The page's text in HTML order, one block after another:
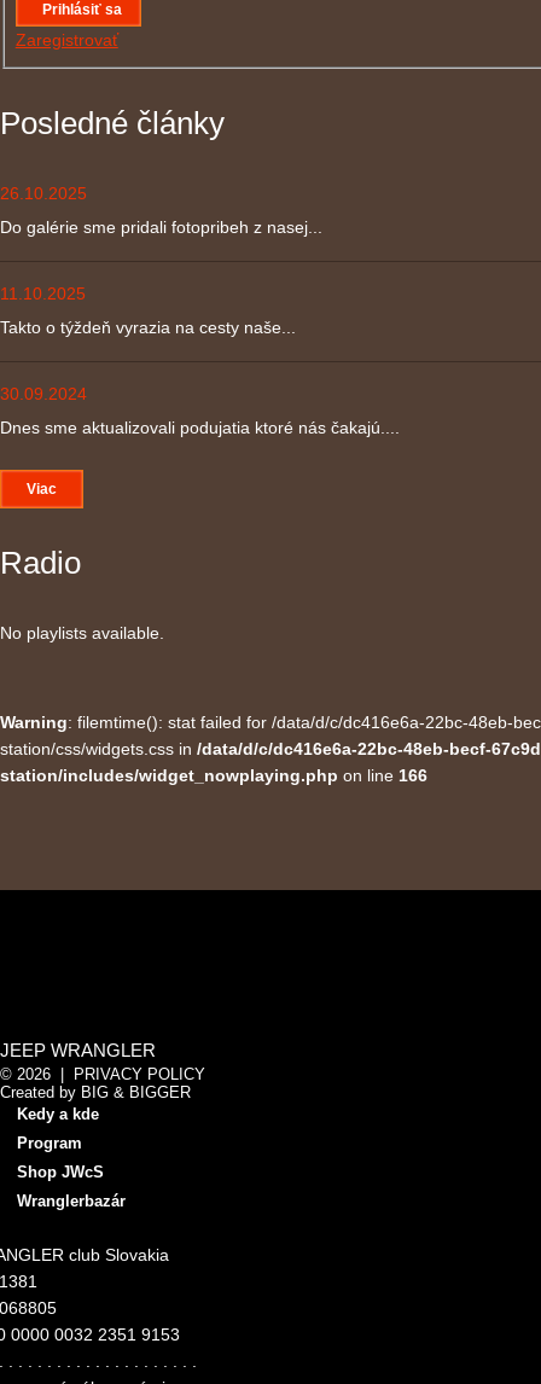
Prihlásiť sa
Zaregistrovať
Posledné články
26.10.2025
Do galérie sme pridali fotopribeh z nasej...
11.10.2025
Takto o týždeň vyrazia na cesty naše...
30.09.2024
Dnes sme aktualizovali podujatia ktoré nás čakajú....
Viac
Radio
No playlists available.
Warning: filemtime(): stat failed for /data/d/c/dc416e6a-22bc-48eb-
station/css/widgets.css in /data/d/c/dc416e6a-22bc-48eb-becf-
station/includes/widget_nowplaying.php on line 166
JEEP WRANGLER
© 2026 |
PRIVACY POLICY
Created by BIG & BIGGER
Kedy a kde
Program
Shop JWcS
Wranglerbazár
club Slovakia
0000 0032 2351 9153